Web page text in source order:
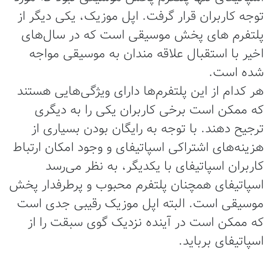
توجه کاربران قرار گرفت. اپل موزیک، یکی دیگر از
پلتفرم های پخش موسیقی است که در سال‌های
اخیر با استقبال علاقه مندان به موسیقی مواجه
شده است.
هر کدام از این پلتفرم‌ها دارای ویژگی‌هایی هستند
که ممکن است برخی کاربران یکی را به دیگری
ترجیح دهند. با توجه به رایگان بودن بسیاری از
هزینه‌های اشتراکی اسپاتیفای و وجود امکان ارتباط
کاربران اسپاتیفای با یکدیگر، به نظر می‌رسد
اسپاتیفای همچنان پلتفرم محبوب و پرطرفدار پخش
موسیقی است. البته اپل موزیک رقیبی جدی است
که ممکن است در آینده نزدیک گوی سبقت را از
اسپاتیفای برباید.